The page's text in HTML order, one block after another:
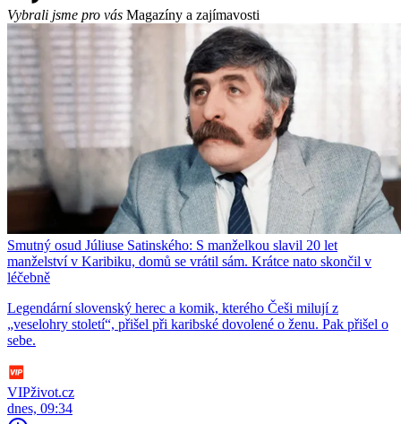
Vybrali jsme pro vás Magazíny a zajímavosti
Smutný osud Júliuse Satinského: S manželkou slavil 20 let
manželství v Karibiku, domů se vrátil sám. Krátce nato skončil v
léčebně
Legendární slovenský herec a komik, kterého Češi milují z
„veselohry století“, přišel při karibské dovolené o ženu. Pak přišel o
sebe.
VIPživot.cz
dnes, 09:34